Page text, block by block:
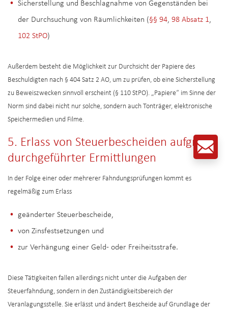
Sicherstellung und Beschlagnahme von Gegenständen bei
der Durchsuchung von Räumlichkeiten (§§ 94, 98 Absatz 1,
102 StPO)
Außerdem besteht die Möglichkeit zur Durchsicht der Papiere des
Beschuldigten nach § 404 Satz 2 AO, um zu prüfen, ob eine Sicherstellung
zu Beweiszwecken sinnvoll erscheint (§ 110 StPO). „Papiere“ im Sinne der
Norm sind dabei nicht nur solche, sondern auch Tonträger, elektronische
Speichermedien und Filme.
5. Erlass von Steuerbescheiden aufgrund
durchgeführter Ermittlungen
In der Folge einer oder mehrerer Fahndungsprüfungen kommt es
regelmäßig zum Erlass
geänderter Steuerbescheide,
von Zinsfestsetzungen und
zur Verhängung einer Geld- oder Freiheitsstrafe.
Diese Tätigkeiten fallen allerdings nicht unter die Aufgaben der
Steuerfahndung, sondern in den Zuständigkeitsbereich der
Veranlagungsstelle. Sie erlässt und ändert Bescheide auf Grundlage der